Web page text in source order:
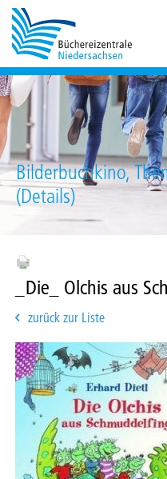
Bilderbuchkino,
(Details)
_Die_ Olchis aus
zurück zur Liste